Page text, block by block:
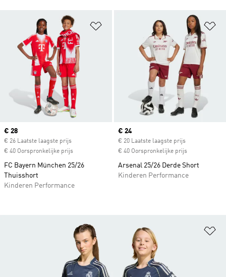
Op verlanglijst zetten
Current price
€ 28
€ 26 Laatste laagste prijs
€ 40 Oorspronkelijke prijs
FC Bayern München 25/26
Thuisshort
Kinderen Performance
Current price
€ 24
€ 20 Laatste laagste prijs
€ 40 Oorspronkelijke prijs
Arsenal 25/26 Derde Short
Kinderen Performance